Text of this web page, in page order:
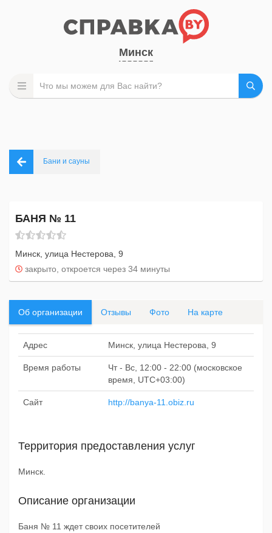
Минск
Бани и сауны
БАНЯ № 11
Минск, улица Нестерова, 9
закрыто, откроется через 34 минуты
Об организации Отзывы Фото На карте
Адрес Минск, улица Нестерова, 9
Время работы
Чт - Вс, 12:00 - 22:00 (московское
время, UTC+03:00)
Сайт http://banya-11.obiz.ru
Территория предоставления услуг
Минск.
Описание организации
Баня № 11 ждет своих посетителей